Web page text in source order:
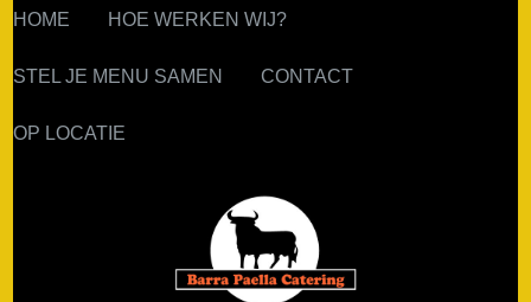
HOME HOE WERKEN WIJ?
STEL JE MENU SAMEN CONTACT
OP LOCATIE